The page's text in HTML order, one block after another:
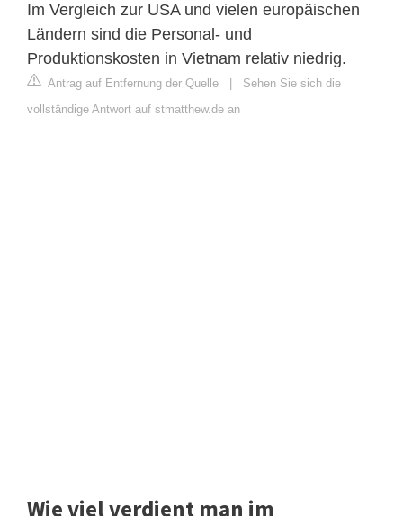
Im Vergleich zur USA und vielen europäischen
Ländern sind die Personal- und
Produktionskosten in Vietnam relativ niedrig.
Antrag auf Entfernung der Quelle
Sehen Sie sich die
vollständige Antwort auf stmatthew.de an
Wie viel verdient man im